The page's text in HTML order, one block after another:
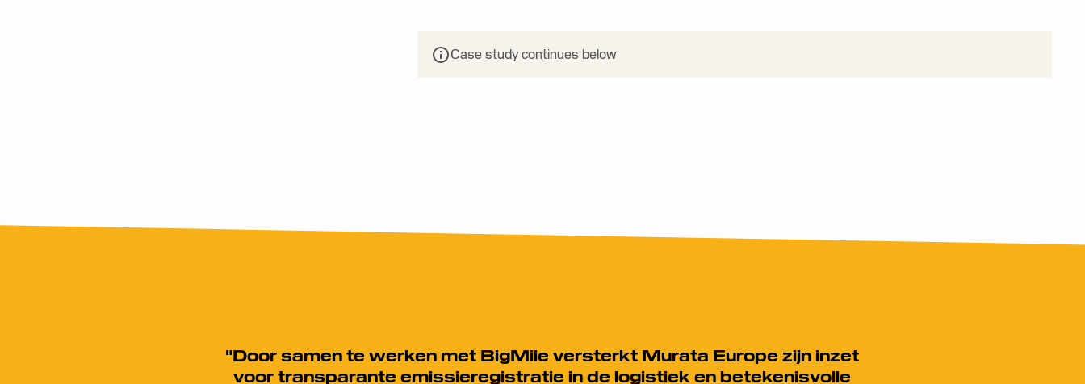
Case study continues below
"Door samen te werken met BigMile versterkt Murata Europe zijn inzet
voor transparante emissieregistratie in de logistiek en betekenisvolle